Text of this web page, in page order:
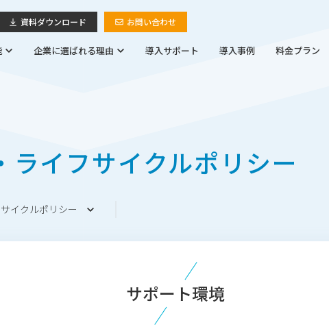
資料ダウンロード お問い合わせ
企業に選ばれる理由 導入サポート 導入事例 料金プラン
ライフサイクルポリシー
イクルポリシー
サポート環境